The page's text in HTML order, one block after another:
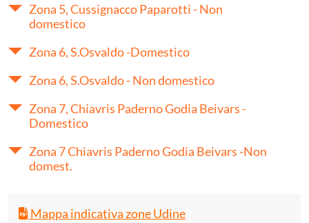
Zona 5, Cussignacco Paparotti - Non
domestico
Zona 6, S.Osvaldo -Domestico
Zona 6, S.Osvaldo - Non domestico
Zona 7, Chiavris Paderno Godia Beivars -
Domestico
Zona 7 Chiavris Paderno Godia Beivars -Non
domest.
Mappa indicativa zone Udine